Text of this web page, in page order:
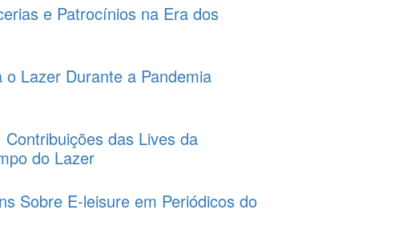
e Patrocínios na Era dos
Lazer Durante a Pandemia
das Lives da
do Lazer
Sobre E-leisure em Periódicos do